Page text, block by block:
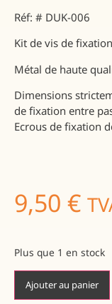
Réf: # DUK-006
Kit de vis de
Métal de haute
Dimensions
de fixation entre
Ecrous de fixation
9,50 €
Plus que 1 en stock
Ajouter au panier